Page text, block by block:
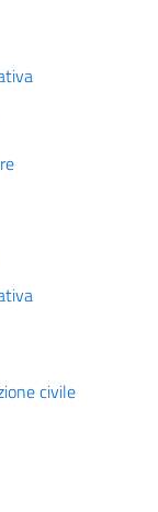
civile